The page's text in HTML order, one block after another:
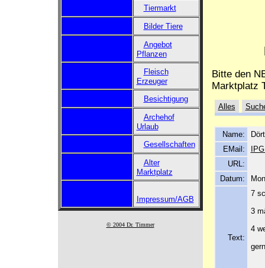
Tiermarkt
Bilder Tiere
Angebot
Pflanzen
Fleisch
Erzeuger
Besichtigung
Archehof
Urlaub
Gesellschaften
Alter
Marktplatz
Impressum/AGB
© 2004 Dr. Timmer
Bitte den
Marktplatz
Alles
Name:
EMail:
URL:
Datum:
Text:
7
3
4